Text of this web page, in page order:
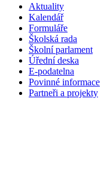
Aktuality
Kalendář
Formuláře
Školská rada
Školní parlament
Úřední deska
E-podatelna
Povinné informace
Partneři a projekty